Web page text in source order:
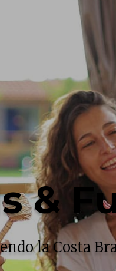
&
la Costa